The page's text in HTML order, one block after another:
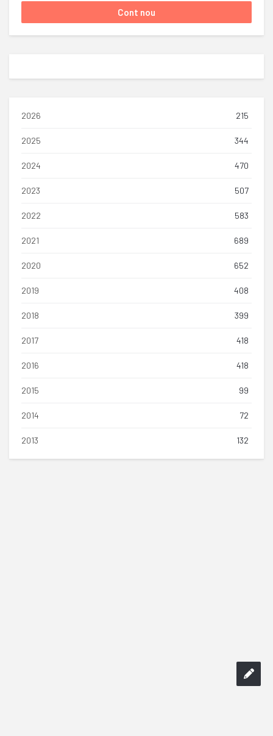
2026 215
2025 344
2024 470
2023 507
2022 583
2021 689
2020 652
2019 408
2018 399
2017 418
2016 418
2015 99
2014 72
2013 132